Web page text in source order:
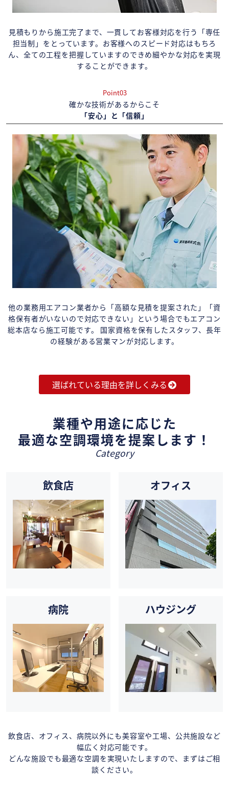
見積もりから施工完了まで、一貫してお客様対応を行う「専任
担当制」をとっています。お客様へのスピード対応はもちろ
ん、全ての工程を把握していますのできめ細やかな対応を実現
することができます。
Point03
確かな技術があるからこそ
「安心」と「信頼」
他の業務用エアコン業者から「高額な見積を提案された」「資
格保有者がいないので対応できない」という場合でもエアコン
総本店なら施工可能です。 国家資格を保有したスタッフ、長年
の経験がある営業マンが対応します。
選ばれている理由を詳しくみる
業種や用途に応じた
最適な空調環境を提案します！
Category
飲食店 オフィス
病院 ハウジング
飲食店、オフィス、病院以外にも美容室や工場、公共施設など
幅広く対応可能です。
どんな施設でも最適な空調を実現いたしますので、まずはご相
談ください。